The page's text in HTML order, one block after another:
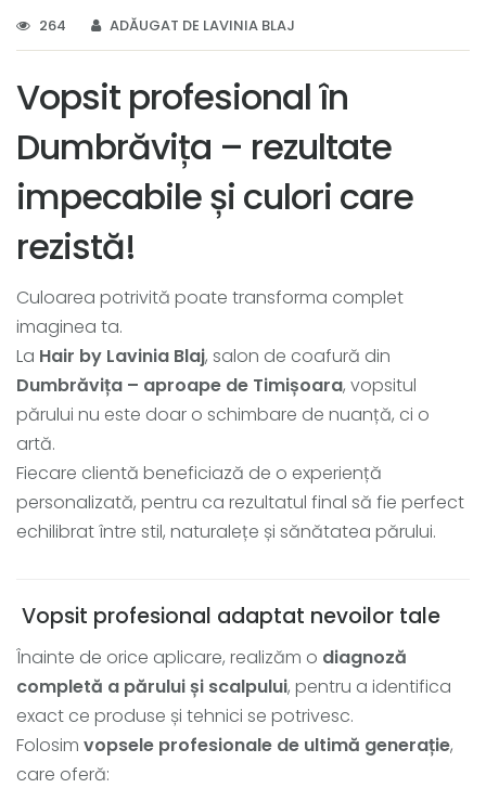
264 ADĂUGAT DE LAVINIA BLAJ
Vopsit profesional în
Dumbrăvița – rezultate
impecabile și culori care
rezistă!
Culoarea potrivită poate transforma complet
imaginea ta.
La Hair by Lavinia Blaj, salon de coafură din
Dumbrăvița – aproape de Timișoara, vopsitul
părului nu este doar o schimbare de nuanță, ci o
artă.
Fiecare clientă beneficiază de o experiență
personalizată, pentru ca rezultatul final să fie perfect
echilibrat între stil, naturalețe și sănătatea părului.
Vopsit profesional adaptat nevoilor tale
Înainte de orice aplicare, realizăm o diagnoză
completă a părului și scalpului, pentru a identifica
exact ce produse și tehnici se potrivesc.
Folosim vopsele profesionale de ultimă generație,
care oferă: